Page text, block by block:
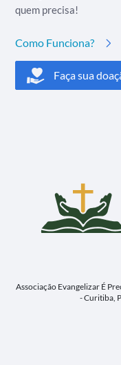
quem precisa!
Como Funciona?
Faça sua
Associação Evangelizar É
- Curitiba,